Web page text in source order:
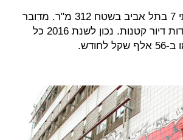
על פי הפירוט הנכס ממוקם ברחוב בנבנישתי 7 בתל אביב בשטח 312 מ"ר. מדובר
בבניין מגורים בן 4 קומות, המחולק ל-17 יחידות דיור קטנות. נכון לשנת 2016 כל